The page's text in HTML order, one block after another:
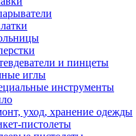
и пинцеты
иглы
инструменты
уход, хранение одежды
пистолеты